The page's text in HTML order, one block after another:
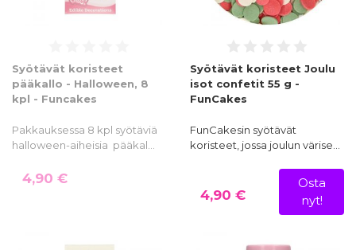
Syötävät koristeet
pääkallo - Halloween, 8
kpl - Funcakes
Pakkauksessa 8 kpl syötäviä
halloween-aiheisia pääkal…
4,90 €
Syötävät koristeet Joulu
isot confetit 55 g -
FunCakes
FunCakesin syötävät
koristeet, jossa joulun värise…
4,90 €
Osta
nyt!